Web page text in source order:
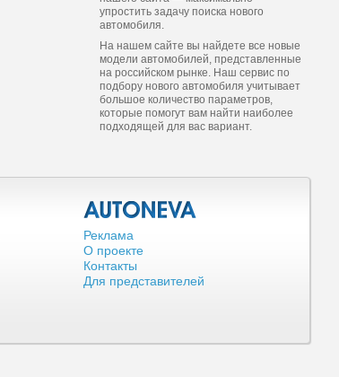
упростить задачу поиска нового
автомобиля.
На нашем сайте вы найдете все новые
модели автомобилей, представленные
на российском рынке. Наш сервис по
подбору нового автомобиля учитывает
большое количество параметров,
которые помогут вам найти наиболее
подходящей для вас вариант.
Реклама
О проекте
Контакты
Для представителей